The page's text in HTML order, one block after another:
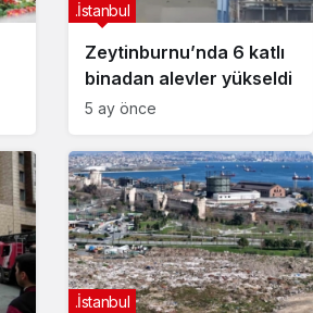
Zeytinburnu’nda 6 katlı
binadan alevler yükseldi
.İstanbul
5 ay önce
.İstanbul